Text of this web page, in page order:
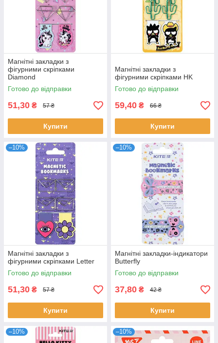
Магнітні закладки з
фігурними скріпками
Diamond
Готово до відправки
51,30 ₴ 57 ₴
Купити
Магнітні закладки з
фігурними скріпками HK
Готово до відправки
59,40 ₴ 66 ₴
Купити
–10%
Магнітні закладки з
фігурними скріпками Letter
Готово до відправки
51,30 ₴ 57 ₴
Купити
–10%
Магнітні закладки-індикатори
Butterfly
Готово до відправки
37,80 ₴ 42 ₴
Купити
–10% –10%